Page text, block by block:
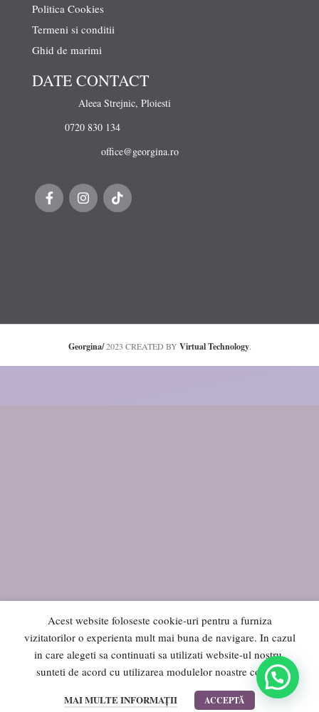
Politica Cookies
Termeni si conditii
Ghid de marimi
DATE CONTACT
Aleea Strejnic, Ploiesti
0720 830 134
office@georgina.ro
Georgina/ 2023 CREATED BY Virtual Technology.
Acest website foloseste cookie-uri pentru a furniza
vizitatorilor o experienta mult mai buna de navigare. In cazul
in care alegeti sa continuati sa utilizati website-ul nostru,
sunteti de acord cu utilizarea modulelor noastre cookie.
MAI MULTE INFORMAȚII ACCEPTĂ
Cos Lista de dorinte